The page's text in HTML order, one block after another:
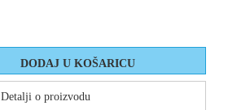
Detalji o proizvodu